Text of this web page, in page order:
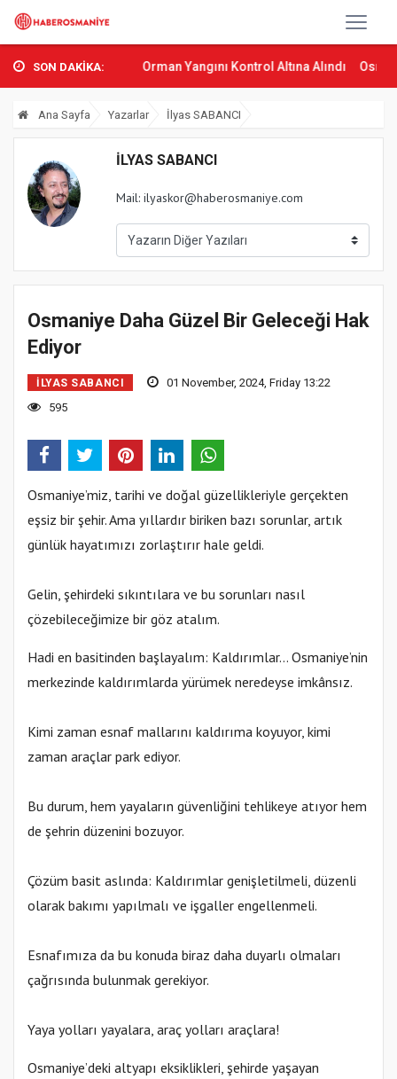
SON DAKİKA:
Sumbas’ta Orman Yangını Kontrol Altına Alındı
Ana Sayfa Yazarlar İlyas SABANCI
İLYAS SABANCI
Mail: ilyaskor@haberosmaniye.com
Osmaniye Daha Güzel Bir Geleceği Hak
Ediyor
İLYAS SABANCI
01 November, 2024, Friday 13:22
595
Osmaniye’miz, tarihi ve doğal güzellikleriyle gerçekten
eşsiz bir şehir. Ama yıllardır biriken bazı sorunlar, artık
günlük hayatımızı zorlaştırır hale geldi.
Gelin, şehirdeki sıkıntılara ve bu sorunları nasıl
çözebileceğimize bir göz atalım.
Hadi en basitinden başlayalım: Kaldırımlar… Osmaniye’nin
merkezinde kaldırımlarda yürümek neredeyse imkânsız.
Kimi zaman esnaf mallarını kaldırıma koyuyor, kimi
zaman araçlar park ediyor.
Bu durum, hem yayaların güvenliğini tehlikeye atıyor hem
de şehrin düzenini bozuyor.
Çözüm basit aslında: Kaldırımlar genişletilmeli, düzenli
olarak bakımı yapılmalı ve işgaller engellenmeli.
Esnafımıza da bu konuda biraz daha duyarlı olmaları
çağrısında bulunmak gerekiyor.
Yaya yolları yayalara, araç yolları araçlara!
Osmaniye’deki altyapı eksiklikleri, şehirde yaşayan